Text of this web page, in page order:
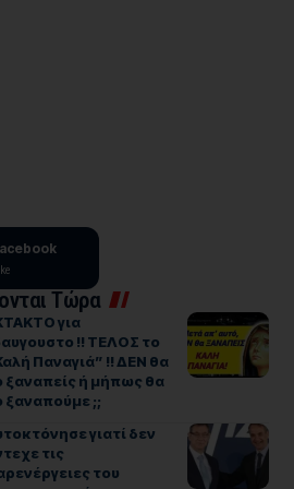
Τώρα
για
!! ΤΕΛΟΣ το
Παναγιά” !! ΔΕΝ θα
ξαναπείς ή μήπως θα
ξαναπούμε ;;
γιατί δεν
τις
του